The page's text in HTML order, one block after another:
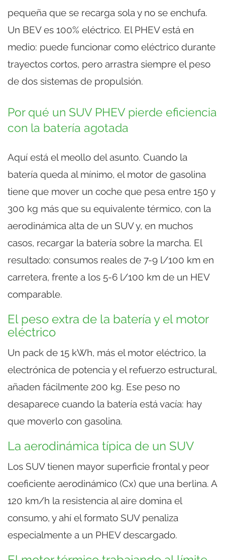
pequeña que se recarga sola y no se enchufa.
Un BEV es 100% eléctrico. El PHEV está en
medio: puede funcionar como eléctrico durante
trayectos cortos, pero arrastra siempre el peso
de dos sistemas de propulsión.
Por qué un SUV PHEV pierde eficiencia
con la batería agotada
Aquí está el meollo del asunto. Cuando la
batería queda al mínimo, el motor de gasolina
tiene que mover un coche que pesa entre 150 y
300 kg más que su equivalente térmico, con la
aerodinámica alta de un SUV y, en muchos
casos, recargar la batería sobre la marcha. El
resultado: consumos reales de 7-9 l/100 km en
carretera, frente a los 5-6 l/100 km de un HEV
comparable.
El peso extra de la batería y el motor
eléctrico
Un pack de 15 kWh, más el motor eléctrico, la
electrónica de potencia y el refuerzo estructural,
añaden fácilmente 200 kg. Ese peso no
desaparece cuando la batería está vacía: hay
que moverlo con gasolina.
La aerodinámica típica de un SUV
Los SUV tienen mayor superficie frontal y peor
coeficiente aerodinámico (Cx) que una berlina. A
120 km/h la resistencia al aire domina el
consumo, y ahí el formato SUV penaliza
especialmente a un PHEV descargado.